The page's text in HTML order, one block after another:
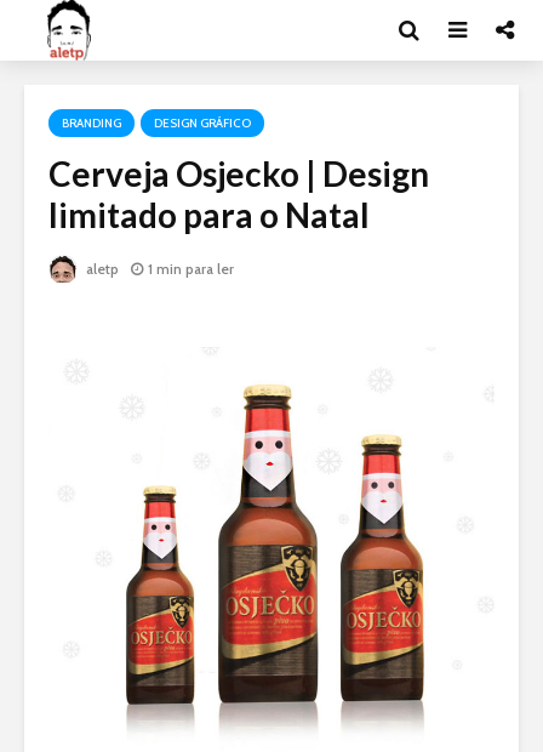
BRANDING DESIGN GRÁFICO
Cerveja Osjecko | Design
limitado para o Natal
aletp 1 min para ler